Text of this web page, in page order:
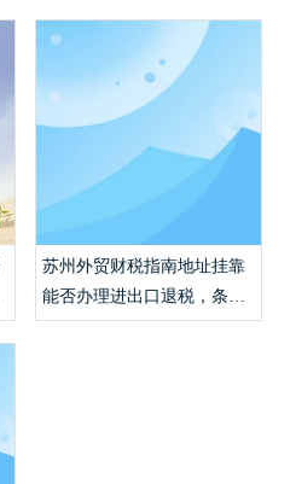
苏州外贸财税指南地址挂靠
能否办理进出口退税，条件
不足解决方案？